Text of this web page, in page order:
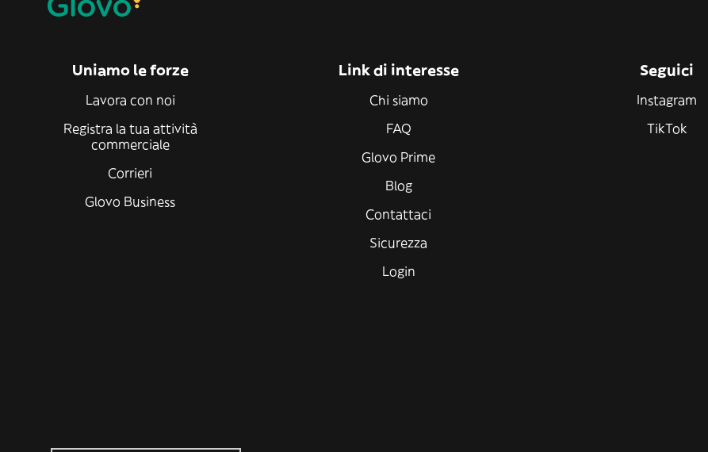
Uniamo le forze
Lavora con noi
Registra la tua attività
commerciale
Corrieri
Glovo Business
Link di interesse
Chi siamo
FAQ
Glovo Prime
Blog
Contattaci
Sicurezza
Login
Seguici
Instagram
TikTok